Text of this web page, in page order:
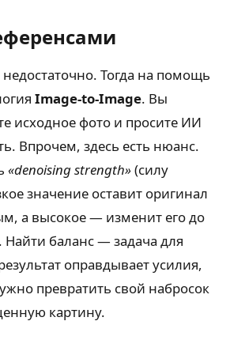
недостаточно. Тогда на помощь
Image-to-Image. Вы
исходное фото и просите ИИ
Впрочем, здесь есть нюанс.
«denoising strength»(силу
значение оставит оригинал
а высокое — изменит его до
Найти баланс — задача для
оправдывает усилия,
превратить свой набросок
картину.